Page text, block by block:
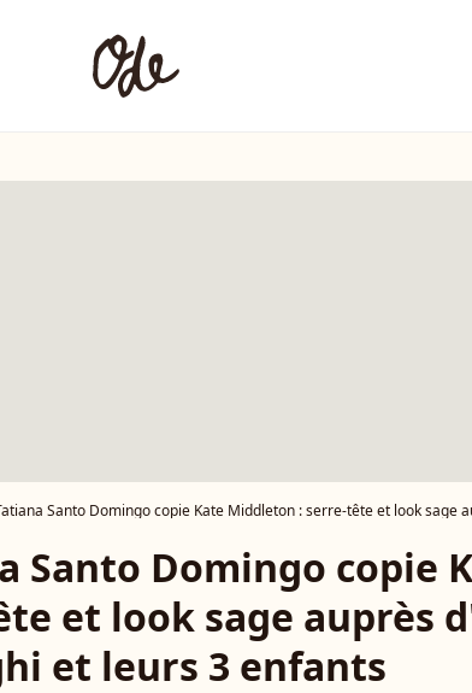
Santo Domingo copie Kate Middleton : serre-tête et look sage
Santo Domingo copie
et look sage auprès
et leurs 3 enfants